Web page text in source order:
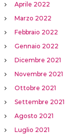
Aprile 2022
Marzo 2022
Febbraio 2022
Gennaio 2022
Dicembre 2021
Novembre 2021
Ottobre 2021
Settembre 2021
Agosto 2021
Luglio 2021